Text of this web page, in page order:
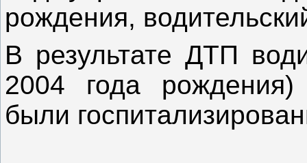
рождения,
В результате ДТП
2004 года
были